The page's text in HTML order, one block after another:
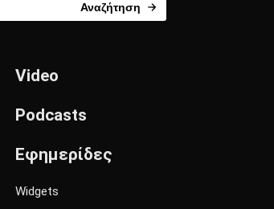
Αναζήτηση
Video
Podcasts
Εφημερίδες
Widgets